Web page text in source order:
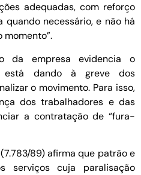
adequadas, com reforço
necessário, e não há
da empresa evidencia o
está dando à greve dos
o movimento. Para isso,
dos trabalhadores e das
a contratação de “fura-
89) afirma que patrão e
serviços cuja paralisação